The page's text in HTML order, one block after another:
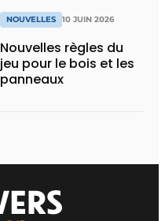
NOUVELLES 10 JUIN 2026
Nouvelles règles du
jeu pour le bois et les
panneaux